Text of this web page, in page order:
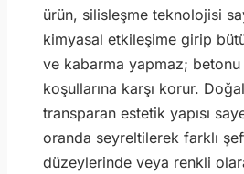
ürün, silisleşme teknolojisi
kimyasal etkileşime girip
ve kabarma yapmaz;
koşullarına karşı korur.
transparan estetik yapısı
oranda seyreltilerek farklı
düzeylerinde veya renkli